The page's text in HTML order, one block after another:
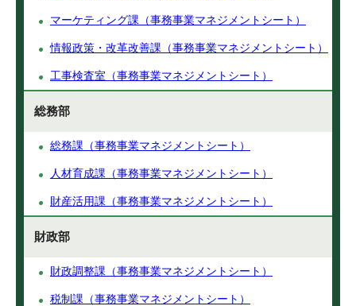
マーケティング課（事務事業マネジメントシート）
情報政策・改革改善課（事務事業マネジメントシート）
工事検査室（事務事業マネジメントシート）
総務部
総務課（事務事業マネジメントシート）
人材育成課（事務事業マネジメントシート）
財産活用課（事務事業マネジメントシート）
財政部
財政調整課（事務事業マネジメントシート）
税制課（事務事業マネジメントシート）